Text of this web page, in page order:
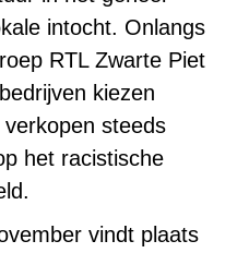
intocht. Onlangs
RTL Zwarte Piet
kiezen
steeds
het racistische
vindt plaats